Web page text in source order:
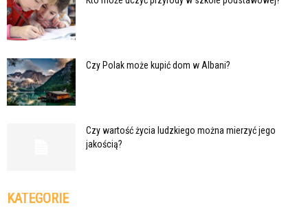
Czy Polak może kupić dom w Albani?
Czy wartość życia ludzkiego można mierzyć jego
jakością?
KATEGORIE